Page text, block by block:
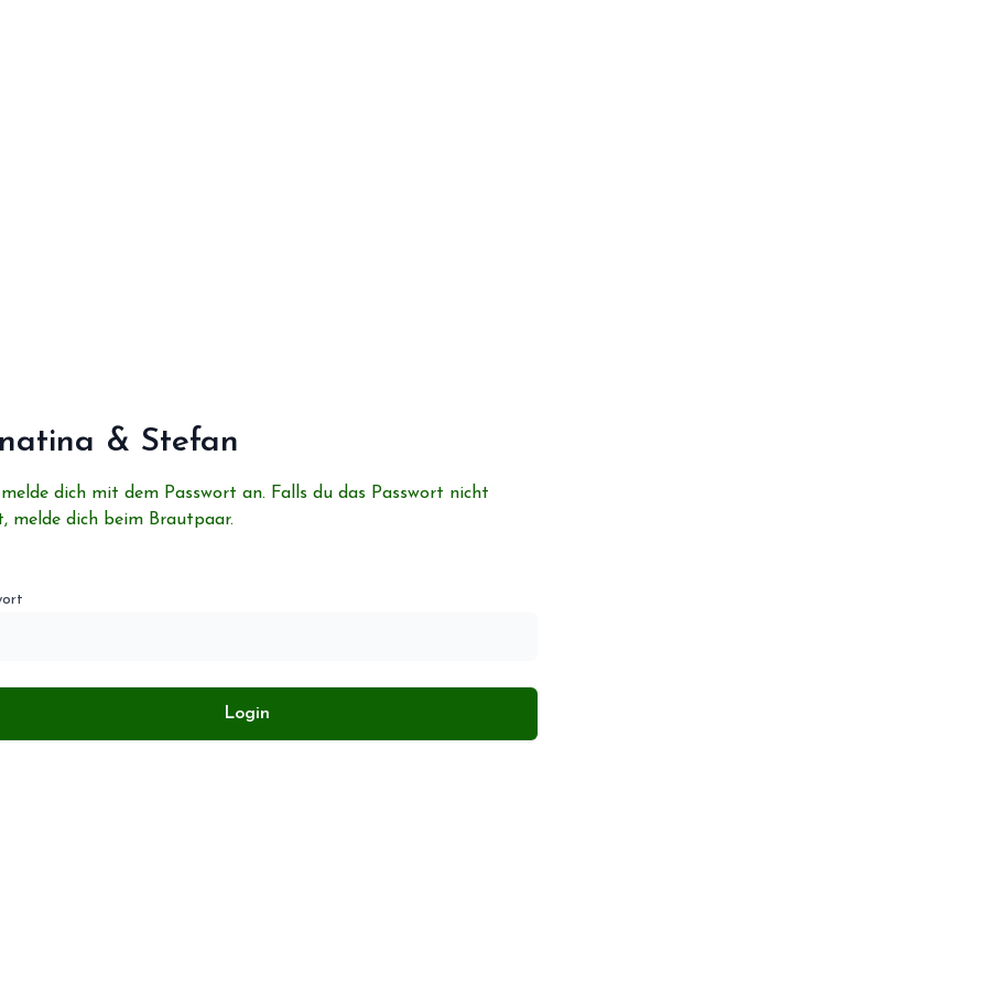
& Stefan
dich mit dem Passwort an. Falls du das Passwort nicht
melde dich beim Brautpaar.
Login